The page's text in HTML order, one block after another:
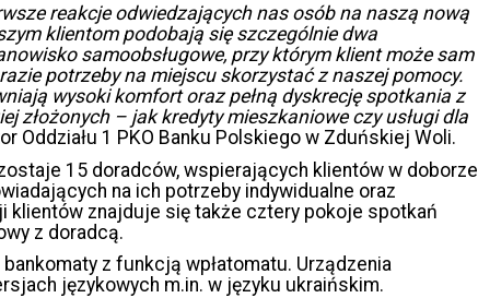
reakcje odwiedzających nas osób na naszą nową
klientom podobają się szczególnie dwa
samoobsługowe, przy którym klient może sam
potrzeby na miejscu skorzystać z naszej pomocy.
wysoki komfort oraz pełną dyskrecję spotkania z
złożonych – jak kredyty mieszkaniowe czy usługi dla
Oddziału 1 PKO Banku Polskiego w Zduńskiej Woli.
15 doradców, wspierających klientów w doborze
na ich potrzeby indywidualne oraz
klientów znajduje się także cztery pokoje spotkań
z doradcą.
z funkcją wpłatomatu. Urządzenia
językowych m.in. w języku ukraińskim.